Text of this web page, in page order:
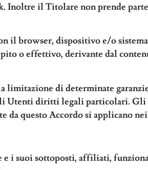
Inoltre il Titolare non prende
il browser, dispositivo e/o
o effettivo, derivante dal
limitazione di determinate
Utenti diritti legali particolari.
questo Accordo si applicano
i suoi sottoposti, affiliati,